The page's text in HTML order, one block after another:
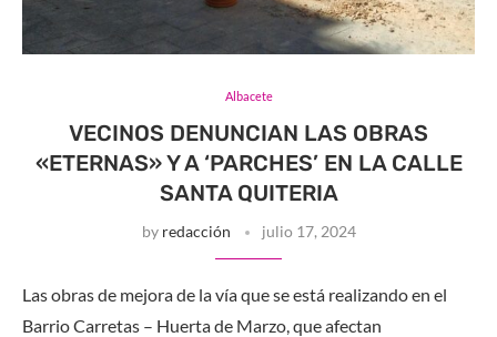
Albacete
VECINOS DENUNCIAN LAS OBRAS
«ETERNAS» Y A ‘PARCHES’ EN LA CALLE
SANTA QUITERIA
by redacción julio 17, 2024
Las obras de mejora de la vía que se está realizando en el
Barrio Carretas – Huerta de Marzo, que afectan